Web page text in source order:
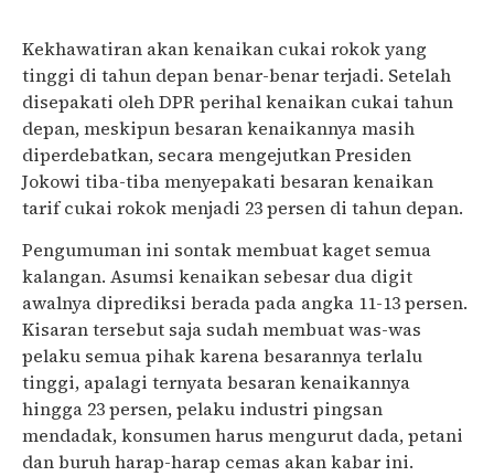
Kekhawatiran akan kenaikan cukai rokok yang
tinggi di tahun depan benar-benar terjadi. Setelah
disepakati oleh DPR perihal kenaikan cukai tahun
depan, meskipun besaran kenaikannya masih
diperdebatkan, secara mengejutkan Presiden
Jokowi tiba-tiba menyepakati besaran kenaikan
tarif cukai rokok menjadi 23 persen di tahun depan.
Pengumuman ini sontak membuat kaget semua
kalangan. Asumsi kenaikan sebesar dua digit
awalnya diprediksi berada pada angka 11-13 persen.
Kisaran tersebut saja sudah membuat was-was
pelaku semua pihak karena besarannya terlalu
tinggi, apalagi ternyata besaran kenaikannya
hingga 23 persen, pelaku industri pingsan
mendadak, konsumen harus mengurut dada, petani
dan buruh harap-harap cemas akan kabar ini.